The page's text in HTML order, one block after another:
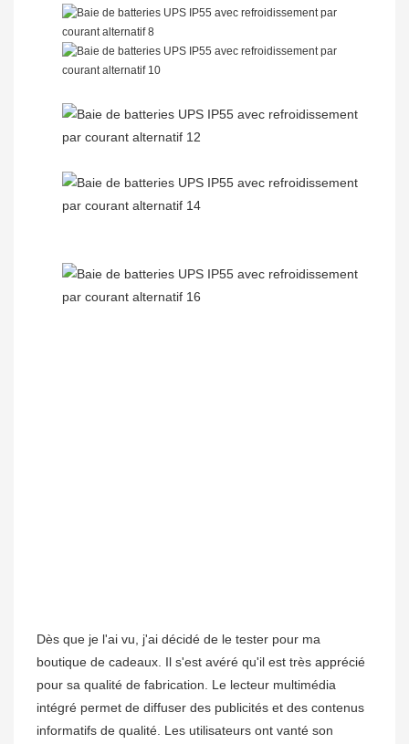
Dès que je l'ai vu, j'ai décidé de le tester pour ma
boutique de cadeaux. Il s'est avéré qu'il est très apprécié
pour sa qualité de fabrication. Le lecteur multimédia
intégré permet de diffuser des publicités et des contenus
informatifs de qualité. Les utilisateurs ont vanté son